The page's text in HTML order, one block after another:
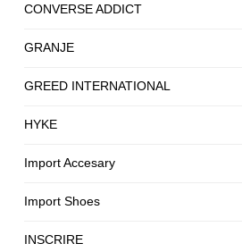
CONVERSE ADDICT
GRANJE
GREED INTERNATIONAL
HYKE
Import Accesary
Import Shoes
INSCRIRE